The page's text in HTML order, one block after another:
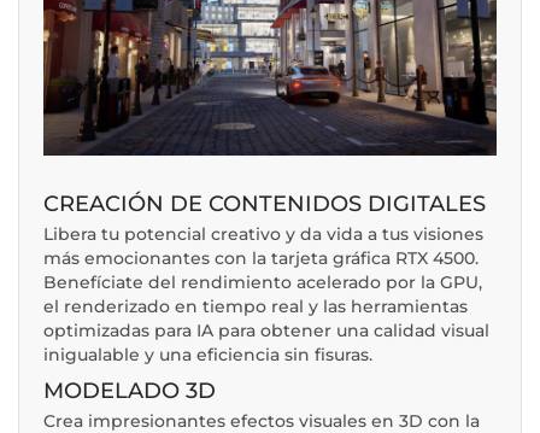
CREACIÓN DE CONTENIDOS DIGITALES
Libera tu potencial creativo y da vida a tus visiones
más emocionantes con la tarjeta gráfica RTX 4500.
Benefíciate del rendimiento acelerado por la GPU,
el renderizado en tiempo real y las herramientas
optimizadas para IA para obtener una calidad visual
inigualable y una eficiencia sin fisuras.
MODELADO 3D
Crea impresionantes efectos visuales en 3D con la